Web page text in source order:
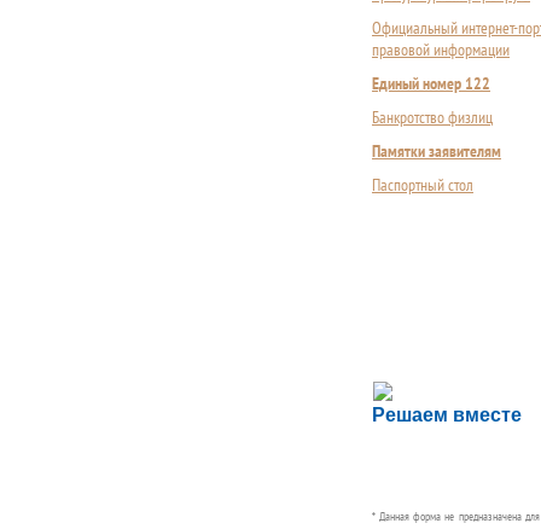
Официальный интернет-
правовой информации
Единый номер 122
Банкротство физлиц
Памятки заявителям
Паспортный стол
Решаем вместе
Сложности с
Сообщите об этом
* Данная форма не предназначена